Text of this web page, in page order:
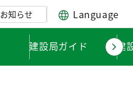
お知らせ Language
建設局ガイド 建